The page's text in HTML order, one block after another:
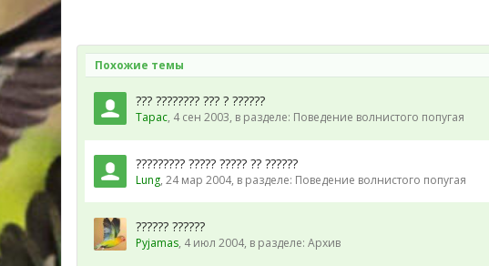
Похожие темы
??? ???????? ??? ? ??????
Тарас, 4 сен 2003, в разделе: Поведение волнистого попугая
????????? ????? ????? ?? ??????
Lung,24 мар 2004, в разделе: Поведение волнистого попугая
?????? ??????
Pyjamas, 4 июл 2004, в разделе:Архив